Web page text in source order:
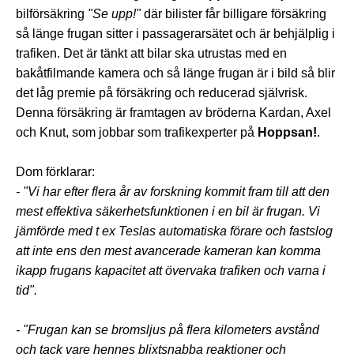
bilförsäkring "Se upp!"där bilister får billigare försäkring
så länge frugan sitter i passagerarsätet och är behjälplig i
trafiken. Det är tänkt att bilar ska utrustas med en
bakåtfilmande kamera och så länge frugan är i bild så blir
det låg premie på försäkring och reducerad självrisk.
Denna försäkring är framtagen av bröderna Kardan, Axel
och Knut, som jobbar som trafikexperter på Hoppsan!.
Dom förklarar:
- "Vi har efter flera år av forskning kommit fram till att den
mest effektiva säkerhetsfunktionen i en bil är frugan. Vi
jämförde med t ex Teslas automatiska förare och fastslog
att inte ens den mest avancerade kameran kan komma
ikapp frugans kapacitet att övervaka trafiken och varna i
tid".
- "Frugan kan se bromsljus på flera kilometers avstånd
och tack vare hennes blixtsnabba reaktioner och